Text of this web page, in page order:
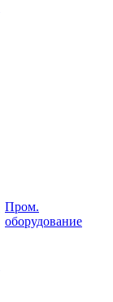
Пром.
оборудование